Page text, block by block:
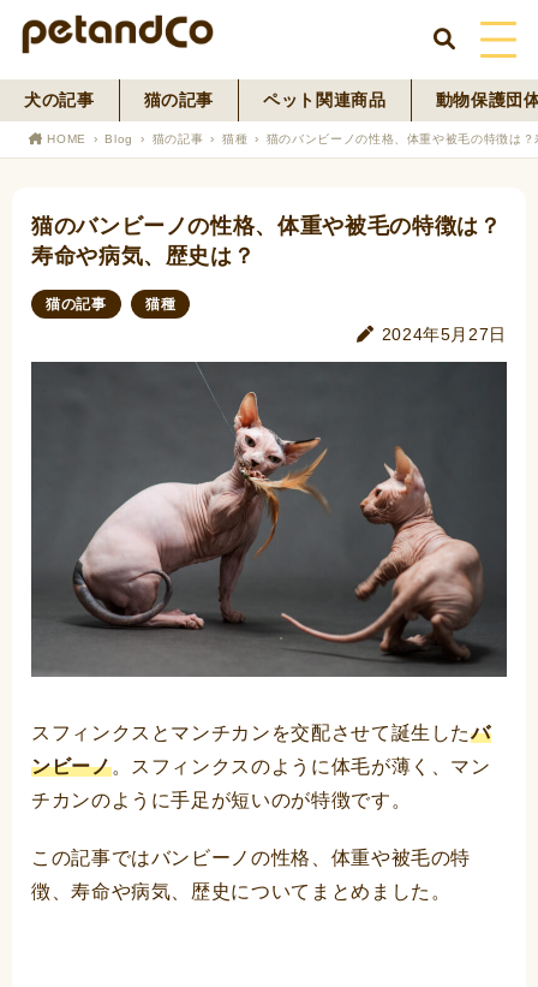
HOME
News
寄付活動
犬の記事 猫の記事 ペット関連商品 動物保護団
HOME Blog 猫の記事 猫種 猫のバンビーノの性格、体重や被毛の特徴は
猫のバンビーノの性格、体重や被毛の特徴は？
寿命や病気、歴史は？
猫の記事 猫種
2024年5月27日
スフィンクスとマンチカンを交配させて誕生したバ
ンビーノ。スフィンクスのように体毛が薄く、マン
チカンのように手足が短いのが特徴です。
この記事ではバンビーノの性格、体重や被毛の特
徴、寿命や病気、歴史についてまとめました。